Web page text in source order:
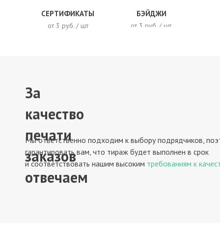
от 3 руб. / шт
БЭЙДЖИ
от 3 руб. / шт
СЕРТИФИКАТЫ
За
качество
печати
заказов
отвечаем
Мы ответственно подходим к выбору подрядчиков,
гарантировать вам, что тираж будет выполнен в срок
и соответствовать нашим высоким требованиям к